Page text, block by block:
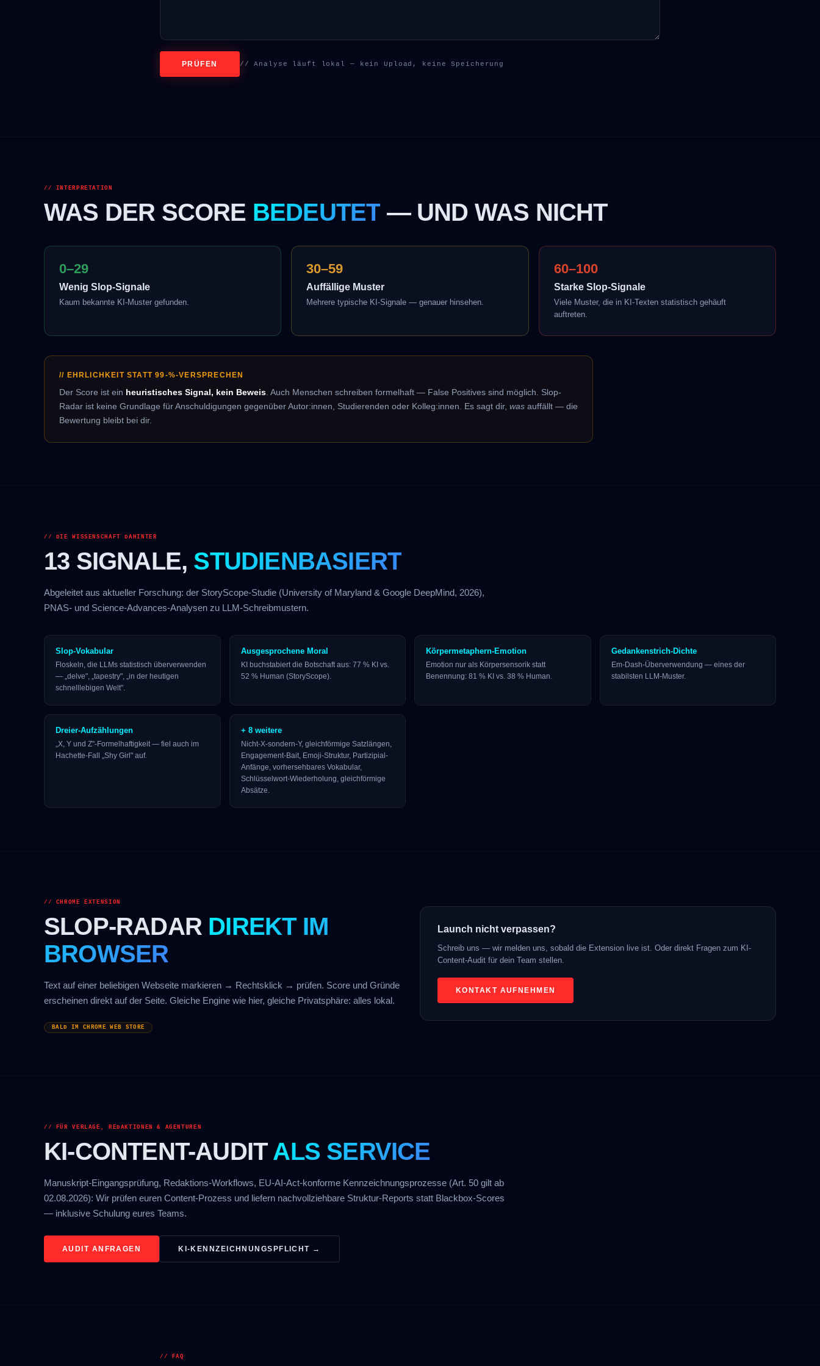
PRÜFEN // Analyse läuft lokal — kein Upload, keine Speicherung
// INTERPRETATION
WAS DER SCORE BEDEUTET — UND WAS NICHT
0–29
Wenig Slop-Signale
Kaum bekannte KI-Muster gefunden.
30–59
Auffällige Muster
Mehrere typische KI-Signale — genauer hinsehen.
60–100
Starke Slop-Signale
Viele Muster, die in KI-Texten statistisch gehäuft
auftreten.
// EHRLICHKEIT STATT 99-%-VERSPRECHEN
Der Score ist ein heuristisches Signal, kein Beweis . Auch Menschen schreiben formelhaft — False Positives sind möglich. Slop-
Radar ist keine Grundlage für Anschuldigungen gegenüber Autor:innen, Studierenden oder Kolleg:innen. Es sagt dir, was auffällt — die
Bewertung bleibt bei dir.
// DIE WISSENSCHAFT DAHINTER
13 SIGNALE, STUDIENBASIERT
Abgeleitet aus aktueller Forschung: der StoryScope-Studie (University of Maryland & Google DeepMind, 2026),
PNAS- und Science-Advances-Analysen zu LLM-Schreibmustern.
Slop-Vokabular
Floskeln, die LLMs statistisch überverwenden
— „delve", „tapestry", „in der heutigen
schnelllebigen Welt".
Ausgesprochene Moral
KI buchstabiert die Botschaft aus: 77 % KI vs.
52 % Human (StoryScope).
Körpermetaphern-Emotion
Emotion nur als Körpersensorik statt
Benennung: 81 % KI vs. 38 % Human.
Gedankenstrich-Dichte
Em-Dash-Überverwendung — eines der
stabilsten LLM-Muster.
Dreier-Aufzählungen
„X, Y und Z"-Formelhaftigkeit — fiel auch im
Hachette-Fall „Shy Girl" auf.
+ 8 weitere
Nicht-X-sondern-Y, gleichförmige Satzlängen,
Engagement-Bait, Emoji-Struktur, Partizipial-
Anfänge, vorhersehbares Vokabular,
Schlüsselwort-Wiederholung, gleichförmige
Absätze.
// CHROME EXTENSION
SLOP-RADAR DIREKT IM
BROWSER
Text auf einer beliebigen Webseite markieren → Rechtsklick → prüfen. Score und Gründe
erscheinen direkt auf der Seite. Gleiche Engine wie hier, gleiche Privatsphäre: alles lokal.
BALD IM CHROME WEB STORE
Launch nicht verpassen?
Schreib uns — wir melden uns, sobald die Extension live ist. Oder direkt Fragen zum KI-
Content-Audit für dein Team stellen.
KONTAKT AUFNEHMEN
// FÜR VERLAGE, REDAKTIONEN & AGENTUREN
KI-CONTENT-AUDIT ALS SERVICE
Manuskript-Eingangsprüfung, Redaktions-Workflows, EU-AI-Act-konforme Kennzeichnungsprozesse (Art. 50 gilt ab
02.08.2026): Wir prüfen euren Content-Prozess und liefern nachvollziehbare Struktur-Reports statt Blackbox-Scores
— inklusive Schulung eures Teams.
AUDIT ANFRAGEN KI-KENNZEICHNUNGSPFLICHT →
// FAQ